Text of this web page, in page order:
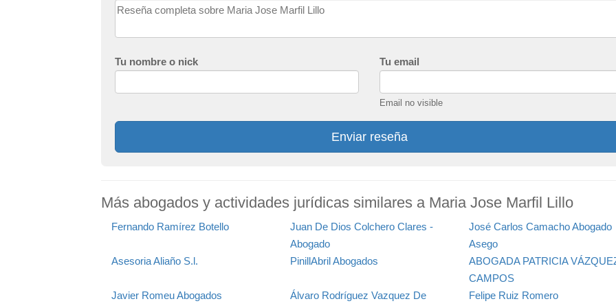
Tu nombre o nick Tu email
Email no visible
Enviar reseña
Más abogados y actividades jurídicas similares a Maria Jose Marfil Lillo
Fernando Ramírez Botello
Juan De Dios Colchero Clares -
Abogado
José Carlos Camacho Abogado
Asego
Asesoria Aliaño S.l.
PinillAbril Abogados
ABOGADA PATRICIA
CAMPOS
Javier Romeu Abogados
Álvaro Rodríguez Vazquez De
Felipe Ruiz Romero